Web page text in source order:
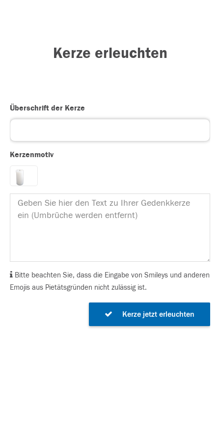
Kerze erleuchten
Überschrift der Kerze
Kerzenmotiv
Bitte beachten Sie, dass die Eingabe von Smileys und anderen
Emojis aus Pietätsgründen nicht zulässig ist.
Kerze jetzt erleuchten